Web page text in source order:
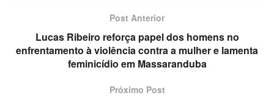
Post Anterior
Lucas Ribeiro reforça papel dos homens no
enfrentamento à violência contra a mulher e lamenta
feminicídio em Massaranduba
Próximo Post